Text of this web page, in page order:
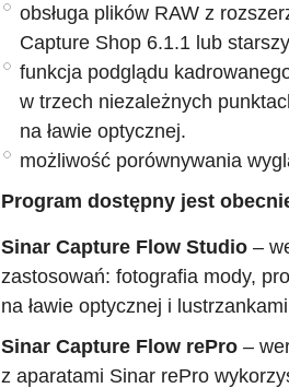
obsługa plików RAW z
Capture Shop 6.1.1 lub
funkcja podglądu
w trzech niezależnych
na ławie optycznej.
możliwość porównywania
Program dostępny jest
Sinar Capture Flow Studio –
zastosowań: fotografia mody,
na ławie optycznej i
Sinar Capture Flow rePro –
z aparatami Sinar rePro